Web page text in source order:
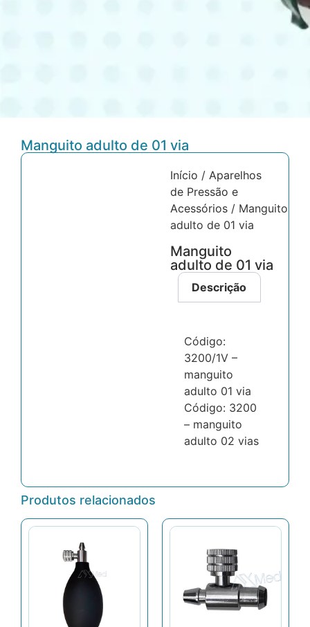
Manguito adulto de 01 via
Início /Aparelhos
de Pressão e
Acessórios / Manguito
adulto de 01 via
Manguito
adulto de 01 via
Descrição
Código:
3200/1V –
manguito
adulto 01 via
Código: 3200
– manguito
adulto 02 vias
Produtos relacionados